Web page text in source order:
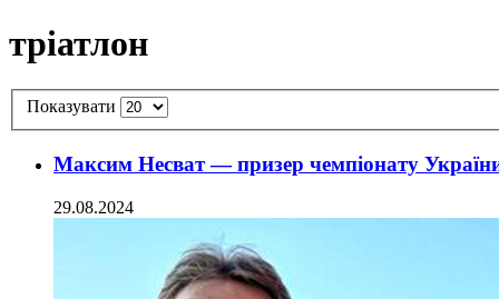
тріатлон
Показувати
Максим Несват — призер чемпіонату
29.08.2024